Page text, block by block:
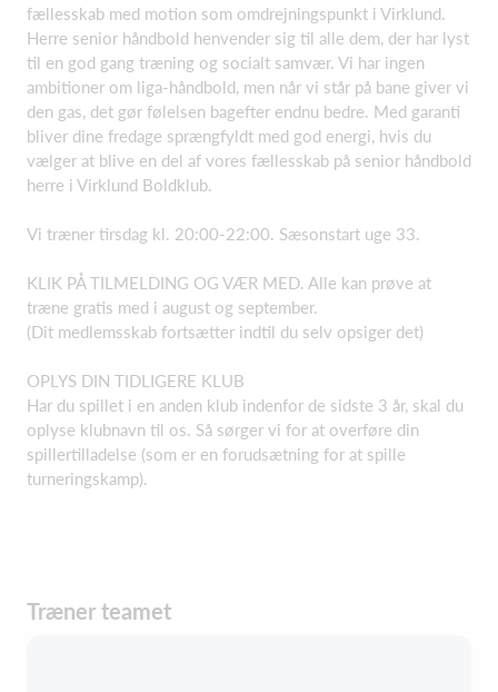
fællesskab med motion som omdrejningspunkt i Virklund.
Herre senior håndbold henvender sig til alle dem, der har lyst
til en god gang træning og socialt samvær. Vi har ingen
ambitioner om liga-håndbold, men når vi står på bane giver vi
den gas, det gør følelsen bagefter endnu bedre. Med garanti
bliver dine fredage sprængfyldt med god energi, hvis du
vælger at blive en del af vores fællesskab på senior håndbold
herre i Virklund Boldklub.
Vi træner tirsdag kl. 20:00-22:00. Sæsonstart uge 33.
KLIK PÅ TILMELDING OG VÆR MED. Alle kan prøve at
træne gratis med i august og september.
(Dit medlemsskab fortsætter indtil du selv opsiger det)
OPLYS DIN TIDLIGERE KLUB
Har du spillet i en anden klub indenfor de sidste 3 år, skal du
oplyse klubnavn til os. Så sørger vi for at overføre din
spillertilladelse (som er en forudsætning for at spille
turneringskamp).
Træner teamet